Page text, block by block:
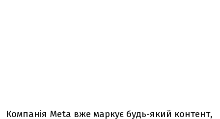
Компанія Meta вже маркує будь-який контент,